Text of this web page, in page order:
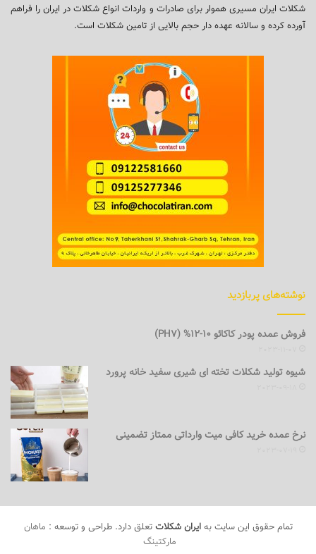
شکلات ایران مسیری هموار برای صادرات و واردات انواع شکلات در ایران را فراهم
آورده کرده و سالانه عهده دار حجم بالایی از تامین شکلات است.
نوشته‌های پربازدید
فروش عمده پودر کاکائو 10-12% (PH7)
شیوه تولید شکلات تخته ای شیری سفید خانه پرورد
نرخ عمده خرید کافی میت وارداتی ممتاز تضمینی
تمام حقوق این سایت بهایران شکلات تعلق دارد. طراحی و توسعه : ماهان
مارکتینگ